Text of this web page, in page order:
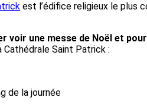
est l’édifice religieux le plus
voir une messe de Noël et
Saint Patrick :
de la journée